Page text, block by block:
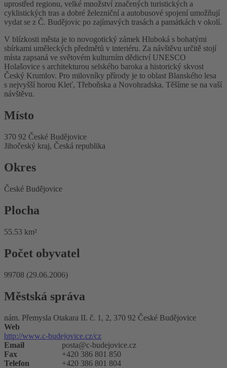
uprostřed regionu, velké množství značených turistických a
cyklistických tras a dobré železniční a autobusové spojení umožňují
vydat se z Č. Budějovic po zajímavých trasách a památkách v okolí.
V blízkosti města je to novogotický zámek Hluboká s bohatými
sbírkami uměleckých předmětů v interiéru. Za návštěvu určitě stojí
místa zapsaná ve světovém kulturním dědictví UNESCO
Holašovice s architekturou selského baroka a historický skvost
Český Krumlov. Pro milovníky přírody je to oblast Blanského lesa
s nejvyšší horou Kleť, Třeboňska a Novohradska. Těšíme se na vaší
návštěvu.
Místo
370 92 České Budějovice
Jihočeský kraj, Česká republika
Okres
České Budějovice
Plocha
55.53 km²
Počet obyvatel
99708 (29.06.2006)
Městská správa
nám. Přemysla Otakara II. č. 1, 2, 370 92 České Budějovice
Web
http://www.c-budejovice.cz/cz
Email
posta@c-budejovice.cz
Fax
+420 386 801 850
Telefon
+420 386 801 804